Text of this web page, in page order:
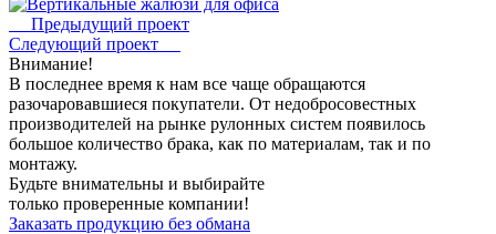
Предыдущий проект
Следующий проект
Внимание!
В последнее время к нам все чаще обращаются
разочаровавшиеся покупатели. От недобросовестных
производителей на рынке рулонных систем появилось
большое количество брака, как по материалам, так и по
монтажу.
Будьте внимательны и выбирайте
только проверенные компании!
Заказать продукцию без обмана